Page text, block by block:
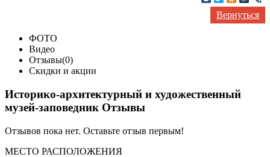
Вернуться
ФОТО
Видео
Отзывы(0)
Скидки и акции
Историко-архитектурный и художественный
музей-заповедник Отзывы
Отзывов пока нет. Оставьте отзыв первым!
МЕСТО РАСПОЛОЖЕНИЯ